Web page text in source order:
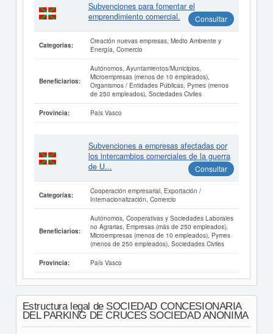
Subvenciones para fomentar el
emprendimiento comercial.
Consultar
Categorías:
Creación nuevas empresas, Medio Ambiente y
Energía, Comercio
Beneficiarios:
Autónomos, Ayuntamientos/Municipios,
Microempresas (menos de 10 empleados),
Organismos / Entidades Públicas, Pymes (menos
de 250 empleados), Sociedades Civiles
Provincia: País Vasco
Subvenciones a empresas afectadas por
los intercambios comerciales de la guerra
de U...
Consultar
Categorías:
Cooperación empresarial, Exportación /
Internacionalización, Comercio
Beneficiarios:
Autónomos, Cooperativas y Sociedades Laborales
no Agrarias, Empresas (más de 250 empleados),
Microempresas (menos de 10 empleados), Pymes
(menos de 250 empleados), Sociedades Civiles
Provincia: País Vasco
Estructura legal de SOCIEDAD CONCESIONARIA
DEL PARKING DE CRUCES SOCIEDAD ANONIMA